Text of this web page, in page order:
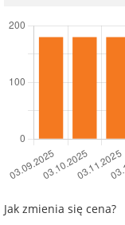
Jak zmienia się cena?